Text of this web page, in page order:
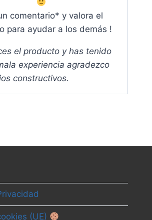
comentario* y valora el
para ayudar a los demás !
el producto y has tenido
experiencia agradezco
constructivos.
(UE)